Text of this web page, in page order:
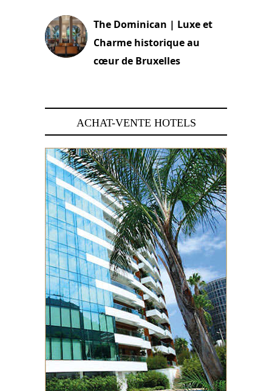
The Dominican | Luxe et
Charme historique au
cœur de Bruxelles
ACHAT-VENTE HOTELS